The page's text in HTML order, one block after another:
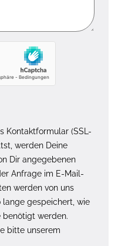
Kontaktformular (SSL-
werden Deine
Dir angegebenen
Anfrage im E-Mail-
werden von uns
gespeichert, wie
benötigt werden.
bitte unserem